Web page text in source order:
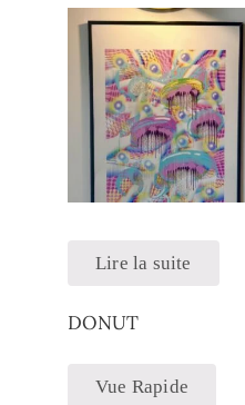
Lire la suite
DONUT
Vue Rapide